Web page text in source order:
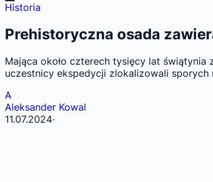
Historia
Prehistoryczna osada
Mająca około czterech tysięcy lat
uczestnicy ekspedycji zlokalizowali sporych
A
Aleksander Kowal
11.07.2024·